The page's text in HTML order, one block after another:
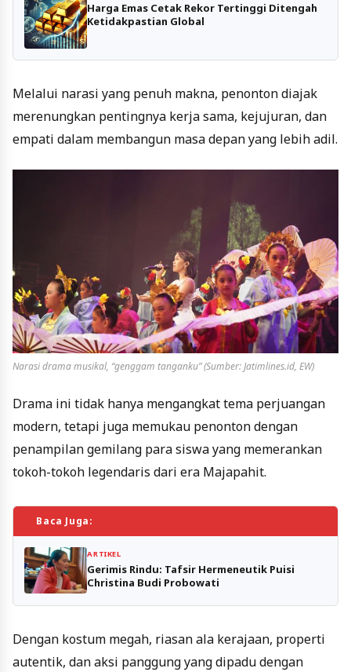
Harga Emas Cetak Rekor Tertinggi Ditengah
Ketidakpastian Global
Melalui narasi yang penuh makna, penonton diajak
merenungkan pentingnya kerja sama, kejujuran, dan
empati dalam membangun masa depan yang lebih adil.
Narasi drama musikal, “genggam tanganku” (Sumber: Jatimlines.id, EW)
Drama ini tidak hanya mengangkat tema perjuangan
modern, tetapi juga memukau penonton dengan
penampilan gemilang para siswa yang memerankan
tokoh-tokoh legendaris dari era Majapahit.
Baca Juga:
ARTIKEL
Gerimis Rindu: Tafsir Hermeneutik Puisi
Christina Budi Probowati
Dengan kostum megah, riasan ala kerajaan, properti
autentik, dan aksi panggung yang dipadu dengan